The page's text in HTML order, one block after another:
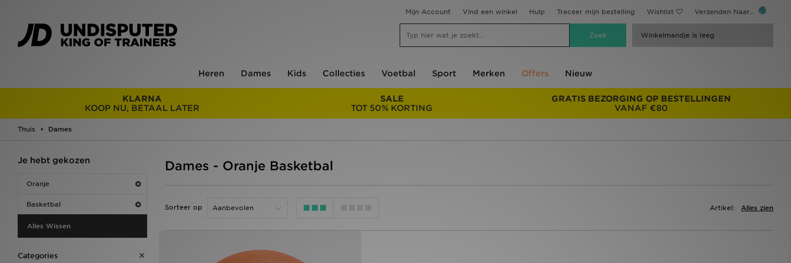
Mijn Account Vind een winkel Hulp Traceer mijn bestelling Wishlist Verzenden Naar...
Winkelmandje is leeg
Heren Dames Kids Collecties Voetbal Sport Merken Offers Nieuw
KLARNA
KOOP NU, BETAAL LATER
SALE
TOT 50% KORTING
GRATIS BEZORGING OP BESTELLINGEN
VANAF €80
Thuis Dames
Je hebt gekozen
Oranje
Basketbal
Alles Wissen
Categories
Dames - Oranje Basketbal
Sorteer op Alles zien
Artikel: